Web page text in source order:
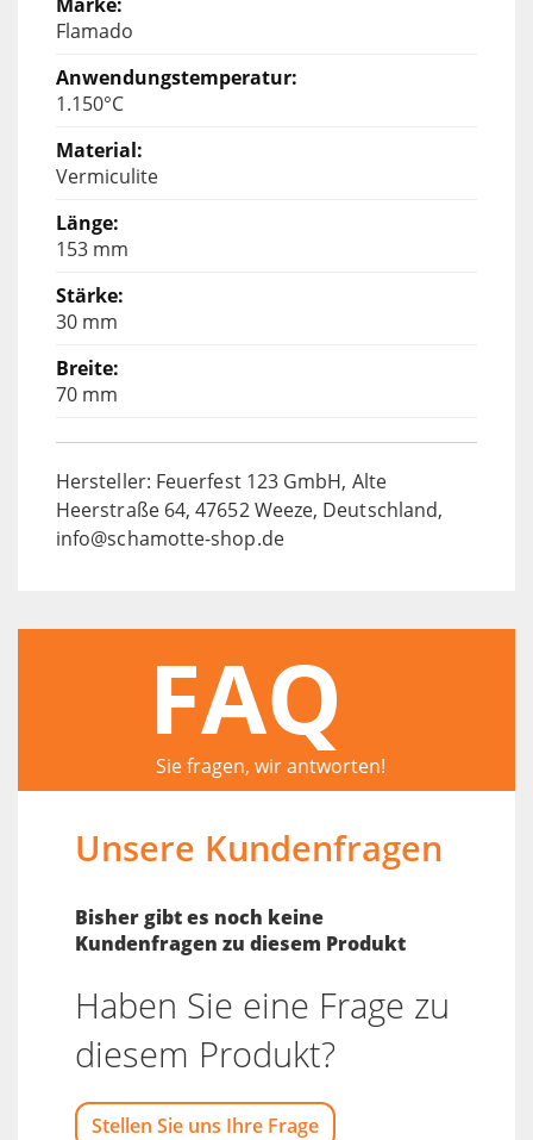
Flamado
1.150°C
Vermiculite
153 mm
30 mm
70 mm
Hersteller: Feuerfest 123 GmbH, Alte
Heerstraße 64, 47652 Weeze, Deutschland,
info@schamotte-shop.de
FAQ
Sie fragen, wir antworten!
Unsere Kundenfragen
Bisher gibt es noch keine
Kundenfragen zu diesem Produkt
Haben Sie eine Frage zu
diesem Produkt?
Stellen Sie uns Ihre Frage